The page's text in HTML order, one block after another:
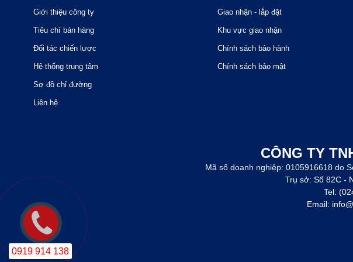
Giới thiệu công ty
Tiêu chí bán hàng
Đối tác chiến lược
Hệ thống trung tâm
Sơ đồ chỉ đường
Liên hệ
Giao nhận - lắp đặt
Khu vực giao nhận
Chính sách bảo hành
Chính sách bảo mật
CÔNG TY
Mã số doanh nghiệp: 0105916618 do
Trụ sở: Số 82C -
Tel:
Email:
0919 914 138